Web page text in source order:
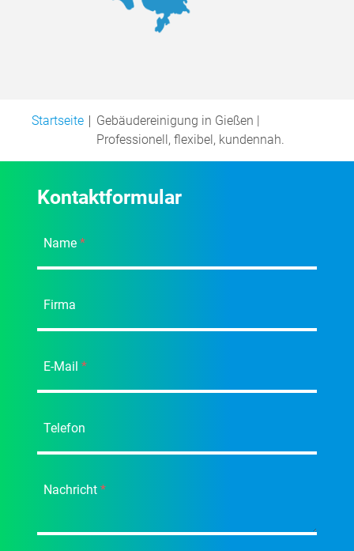
Startseite
Gebäudereinigung in Gießen |
Professionell, flexibel, kundennah.
Kontaktformular
Name *
Firma
E-Mail *
Telefon
Nachricht *